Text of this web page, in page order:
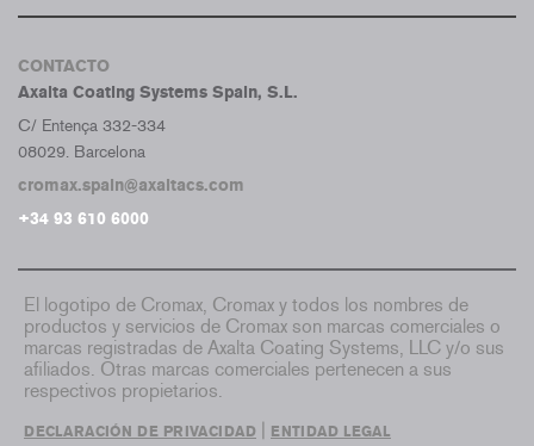
CONTACTO
Axalta Coating Systems Spain, S.L.
C/ Entença 332-334
08029. Barcelona
cromax.spain@axaltacs.com
+34 93 610 6000
El logotipo de Cromax, Cromax y todos los nombres de
productos y servicios de Cromax son marcas comerciales o
marcas registradas de Axalta Coating Systems, LLC y/o sus
afiliados. Otras marcas comerciales pertenecen a sus
respectivos propietarios.
DECLARACIÓN DE PRIVACIDAD ENTIDAD LEGAL